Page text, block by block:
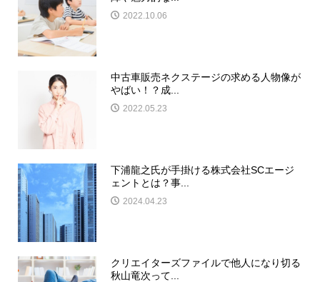
2022.10.06
中古車販売ネクステージの求める人物像が
やばい！？成...
2022.05.23
下浦龍之氏が手掛ける株式会社SCエージ
ェントとは？事...
2024.04.23
クリエイターズファイルで他人になり切る
秋山竜次って...